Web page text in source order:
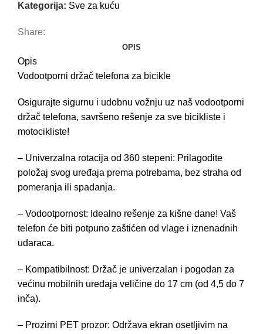
Kategorija: Sve za kuću
Share:
OPIS
Opis
Vodootporni držač telefona za bicikle
Osigurajte sigurnu i udobnu vožnju uz naš vodootporni
držač telefona, savršeno rešenje za sve bicikliste i
motocikliste!
– Univerzalna rotacija od 360 stepeni: Prilagodite
položaj svog uređaja prema potrebama, bez straha od
pomeranja ili spadanja.
– Vodootpornost: Idealno rešenje za kišne dane! Vaš
telefon će biti potpuno zaštićen od vlage i iznenadnih
udaraca.
– Kompatibilnost: Držač je univerzalan i pogodan za
većinu mobilnih uređaja veličine do 17 cm (od 4,5 do 7
inča).
– Prozirni PET prozor: Održava ekran osetljivim na